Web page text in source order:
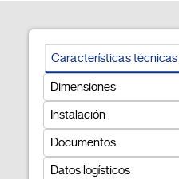
Características técnicas
Dimensiones
Instalación
Documentos
Datos logísticos